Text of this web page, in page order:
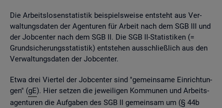
Die Ar­beits­lo­sen­sta­tis­tik bei­spiels­wei­se ent­steht aus Ver­
wal­tungs­da­ten der Agen­tu­ren für Ar­beit nach dem SGB III und
der Job­cen­ter nach dem SGB II. Die SGB II-Sta­tis­ti­ken (=
Grund­si­che­rungs­sta­tis­tik) ent­ste­hen aus­schlie­ß­lich aus den
Ver­wal­tungs­da­ten der Job­cen­ter.
Etwa drei Vier­tel der Job­cen­ter sind "ge­mein­sa­me Ein­rich­tun­
gen" (gE). Hier set­zen die je­wei­li­gen Kom­mu­nen und Ar­beits­
agen­tu­ren die Auf­ga­ben des SGB II ge­mein­sam um (§ 44b